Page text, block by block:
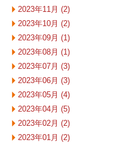
2023年11月 (2)
2023年10月 (2)
2023年09月 (1)
2023年08月 (1)
2023年07月 (3)
2023年06月 (3)
2023年05月 (4)
2023年04月 (5)
2023年02月 (2)
2023年01月 (2)